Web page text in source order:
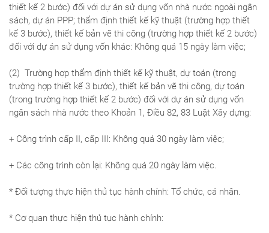
thiết kế 2 bước) đối với dự án sử dụng vốn nhà nước ngoài ngân
sách, dự án PPP; thẩm định thiết kế kỹ thuật (trường hợp thiết
kế 3 bước), thiết kế bản vẽ thi công (trường hợp thiết kế 2 bước)
đối với dự án sử dụng vốn khác: Không quá 15 ngày làm việc;
(2) Trường hợp thẩm định thiết kế kỹ thuật, dự toán (trong
trường hợp thiết kế 3 bước), thiết kế bản vẽ thi công, dự toán
(trong trường hợp thiết kế 2 bước) đối với dự án sử dụng vốn
ngân sách nhà nước theo Khoản 1, Điều 82, 83 Luật Xây dựng:
+ Công trình cấp II, cấp III: Không quá 30 ngày làm việc;
+ Các công trình còn lại: Không quá 20 ngày làm việc.
* Đối tư­ợng thực hiện thủ tục hành chính: Tổ chức, cá nhân.
* Cơ quan thực hiện thủ tục hành chính: